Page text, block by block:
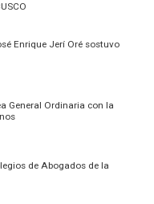
Enrique Jerí Oré sostuvo
General Ordinaria con la
de Abogados de la